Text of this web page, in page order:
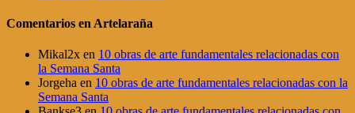
Comentarios en Artelaraña
Mikal2x en 10 obras de arte fundamentales relacionadas con
la Semana Santa
Jorgeha en 10 obras de arte fundamentales relacionadas con la
Semana Santa